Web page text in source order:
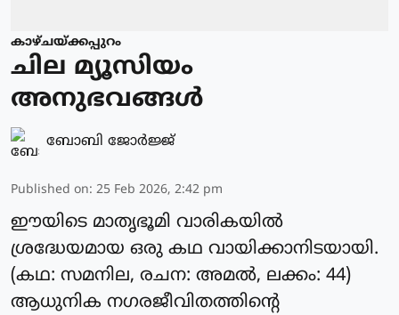
കാഴ്ചയ്ക്കപ്പുറം
ചില മ്യൂസിയം
അനുഭവങ്ങൾ
ബോബി ജോര്‍ജ്ജ്‌
Published on: 25 Feb 2026, 2:42 pm
ഈയിടെ മാതൃഭൂമി വാരികയിൽ
ശ്രദ്ധേയമായ ഒരു കഥ വായിക്കാനിടയായി.
(കഥ: സമനില, രചന: അമൽ, ലക്കം: 44)
ആധുനിക നഗരജീവിതത്തിന്റെ